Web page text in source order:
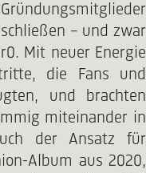
– und zwar
Mit neuer Energie
die Fans und
und brachten
miteinander in
der Ansatz für
Album aus 2020,